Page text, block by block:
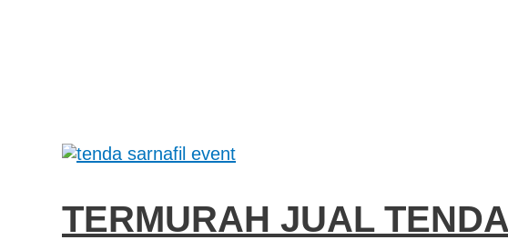
TERMURAH JUAL